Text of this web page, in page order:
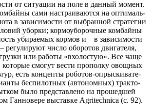
от ситу­а­ции на поле в дан­ный момент.
сами настра­и­ва­ют­ся на опти­маль­
в зави­си­мо­сти от выбран­ной стра­те­гии
убор­ки; кор­мо­убо­роч­ные ком­бай­ны
уби­ра­е­мых кор­мов и – в зави­си­мо­сти
регу­ли­ру­ют чис­ло обо­ро­тов дви­га­те­ля,
или рабо­ты «вхо­ло­стую». Все чаще
кото­рые смо­гут вести про­пол­ку овощ­ных
есть кон­цеп­ты робо­тов-опрыс­ки­ва­те­
бес­пи­лот­ных (авто­ном­ных) трак­то­
было пред­став­ле­но на про­шед­шей
Ган­но­ве­ре выстав­ке Agritechnica (с. 92).